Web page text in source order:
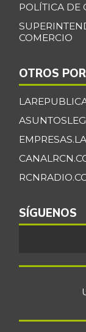
POLÍTICA DE
COMERCIO
OTROS
SÍGUENOS